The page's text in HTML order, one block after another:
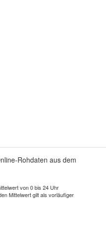
Rohdaten aus dem
von 0 bis 24 Uhr
Mittelwert gilt als vorläufiger